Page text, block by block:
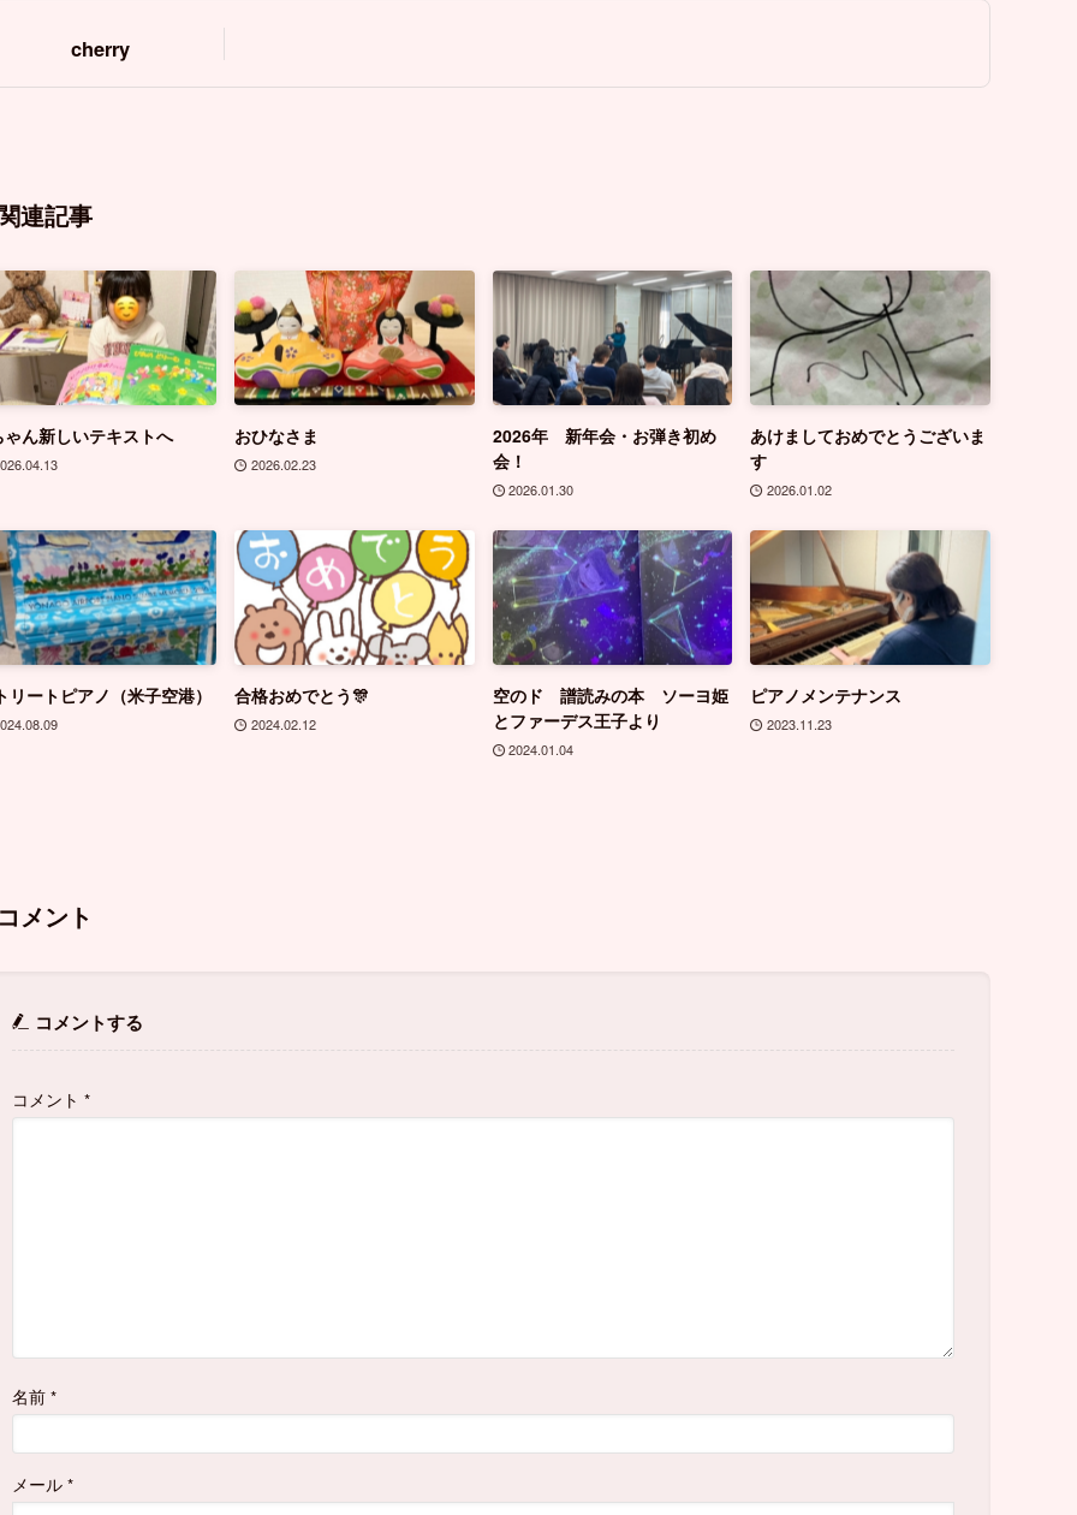
cherry
連記事
ゃん新しいテキストへ おひなさま
2026.02.23
2026年 新年会・お弾き初め
会！
2026.01.30
あけましておめでとうございま
す
2026.01.02
リートピアノ（米子空港） 合格おめでとう🎊
2024.02.12
空のド 譜読みの本 ソーヨ姫
とファーデス王子より
2024.01.04
ピアノメンテナンス
2023.11.23
メント
コメントする
コメント *
名前 *
メール *